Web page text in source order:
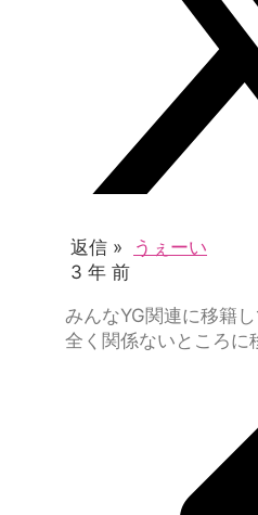
返信 »
うぇーい
3 年 前
みんなYG関連に移籍し
全く関係ないところに